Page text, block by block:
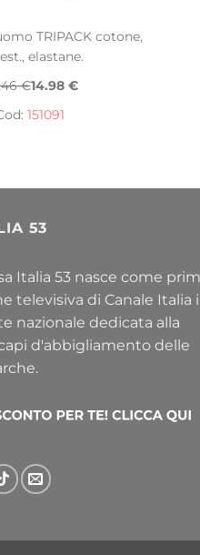
TRIPACK cotone,
elastane.
€14.98 €
151091
53
Italia 53 nasce come
televisiva di Canale Italia
nazionale dedicata alla
d'abbigliamento delle